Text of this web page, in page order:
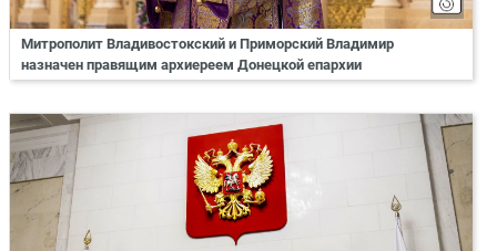
Митрополит Владивостокский и Приморский Владимир
назначен правящим архиереем Донецкой епархии